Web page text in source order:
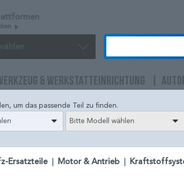
& WERKSTATTEINRICHTUNG
um das passende Teil zu finden.
Bitte Modell wählen
Ersatzteile Motor & Antrieb